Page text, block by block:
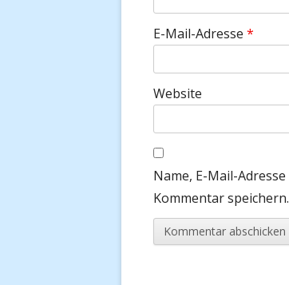
E-Mail-Adresse *
Website
Name, E-Mail-
Kommentar speichern.